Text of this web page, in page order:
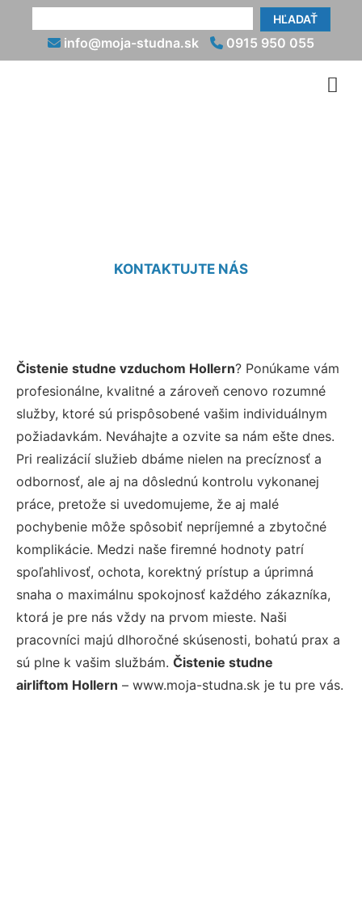
HĽADAŤ
info@moja-studna.sk 0915 950 055
KONTAKTUJTE NÁS
Čistenie studne vzduchom Hollern? Ponúkame vám
profesionálne, kvalitné a zároveň cenovo rozumné
služby, ktoré sú prispôsobené vašim individuálnym
požiadavkám. Neváhajte a ozvite sa nám ešte dnes.
Pri realizácií služieb dbáme nielen na precíznosť a
odbornosť, ale aj na dôslednú kontrolu vykonanej
práce, pretože si uvedomujeme, že aj malé
pochybenie môže spôsobiť nepríjemné a zbytočné
komplikácie. Medzi naše firemné hodnoty patrí
spoľahlivosť, ochota, korektný prístup a úprimná
snaha o maximálnu spokojnosť každého zákazníka,
ktorá je pre nás vždy na prvom mieste. Naši
pracovníci majú dlhoročné skúsenosti, bohatú prax a
sú plne k vašim službám. Čistenie studne
airliftom Hollern – www.moja-studna.sk je tu pre vás.